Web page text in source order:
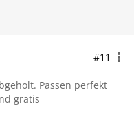
#11
Passen perfekt
gratis